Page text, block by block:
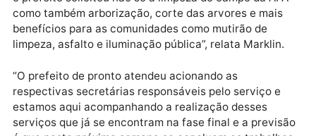
De acordo com Marklin Cantanhede, coordenador de
assessoria de bairro do vereador, “fizemos essa
da associação e sua diretoria que solicitaram
demandas como podagem das arvores e limpeza do
entorno. O vereador de imediato, em uma reunião
o prefeito solicitou não só a limpeza do campo da